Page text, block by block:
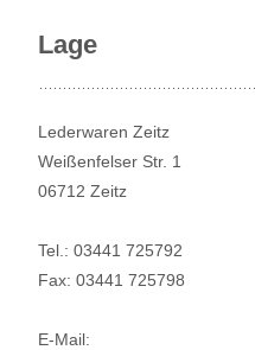
Lage
Lederwaren Zeitz
Weißenfelser Str. 1
06712 Zeitz
Tel.: 03441 725792
Fax: 03441 725798
E-Mail: